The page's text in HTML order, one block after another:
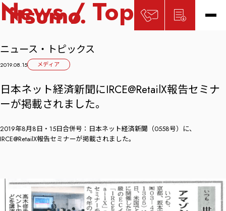
News / Topics
ニュース・トピックス
2019.08.15 メディア
日本ネット経済新聞にIRCE@RetailX報告セミナ
ーが掲載されました。
2019年8月8日・15日合併号：日本ネット経済新聞（0558号）に、
IRCE@RetailX報告セミナーが掲載されました。